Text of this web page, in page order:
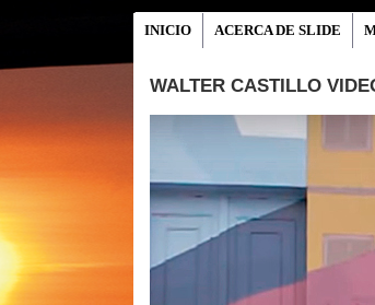
INICIO ACERCA DE SLIDE
WALTER CASTILLO